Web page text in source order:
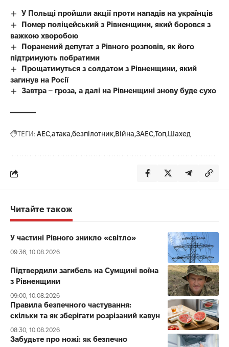
У Польщі пройшли акції проти нападів на українців
Помер поліцейський з Рівненщини, який боровся з
важкою хворобою
Поранений депутат з Рівного розповів, як його
підтримують побратими
Прощатимуться з солдатом з Рівненщини, який
загинув на Росії
Завтра – гроза, а далі на Рівненщині знову буде сухо
ТЕГИ: АЕСатака безпілотник Війна ЗАЕСТоп Шахед
Читайте також
У частині Рівного зникло «світло»
09:36, 10.08.2026
Підтвердили загибель на Сумщині воїна
з Рівненщини
09:00, 10.08.2026
Правила безпечного частування:
скільки та як зберігати розрізаний кавун
08:30, 10.08.2026
Забудьте про ножі: як безпечно